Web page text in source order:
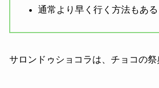
通常より早く行く方法もある
サロンドゥショコラは、チョコの祭